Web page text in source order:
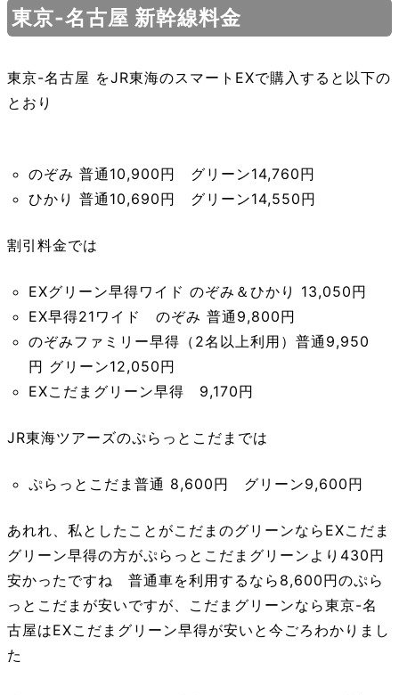
東京-名古屋 新幹線料金
東京-名古屋 をJR東海のスマートEXで購入すると以下の
とおり
のぞみ 普通10,900円 グリーン14,760円
ひかり 普通10,690円 グリーン14,550円
割引料金では
EXグリーン早得ワイド のぞみ＆ひかり 13,050円
EX早得21ワイド のぞみ 普通9,800円
のぞみファミリー早得（2名以上利用）普通9,950
円 グリーン12,050円
EXこだまグリーン早得 9,170円
JR東海ツアーズのぷらっとこだまでは
ぷらっとこだま普通 8,600円 グリーン9,600円
あれれ、私としたことがこだまのグリーンならEXこだま
グリーン早得の方がぷらっとこだまグリーンより430円
安かったですね 普通車を利用するなら8,600円のぷら
っとこだまが安いですが、こだまグリーンなら東京-名
古屋はEXこだまグリーン早得が安いと今ごろわかりまし
た